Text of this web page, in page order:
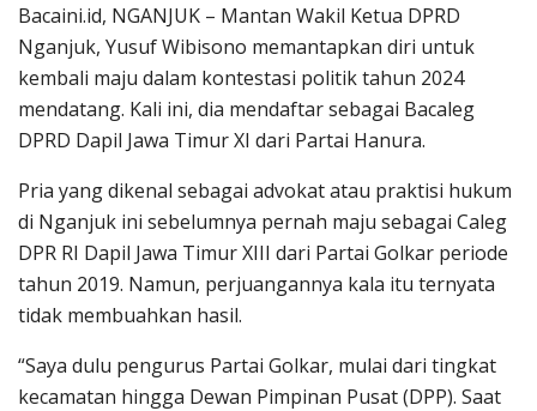
Bacaini.id, NGANJUK – Mantan Wakil Ketua DPRD
Nganjuk, Yusuf Wibisono memantapkan diri untuk
kembali maju dalam kontestasi politik tahun 2024
mendatang. Kali ini, dia mendaftar sebagai Bacaleg
DPRD Dapil Jawa Timur XI dari Partai Hanura.
Pria yang dikenal sebagai advokat atau praktisi hukum
di Nganjuk ini sebelumnya pernah maju sebagai Caleg
DPR RI Dapil Jawa Timur XIII dari Partai Golkar periode
tahun 2019. Namun, perjuangannya kala itu ternyata
tidak membuahkan hasil.
“Saya dulu pengurus Partai Golkar, mulai dari tingkat
kecamatan hingga Dewan Pimpinan Pusat (DPP). Saat